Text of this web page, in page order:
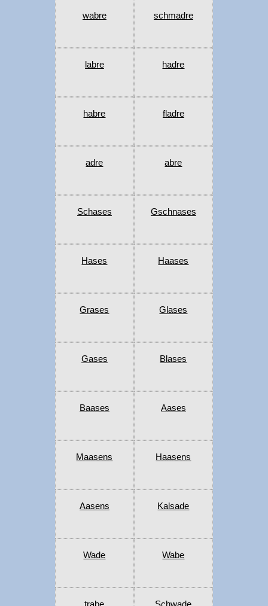
wabre schmadre
labre hadre
habre fladre
adre abre
Schases Gschnases
Hases Haases
Grases Glases
Gases Blases
Baases Aases
Maasens Haasens
Aasens Kalsade
Wade Wabe